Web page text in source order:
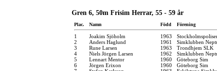
Gren 6, 50m Frisim Herrar, 55 - 59 år
Plac. Namn Född Förening
1 Joakim Sjöholm 1963
2
Anders Haglund 1961
Simklubben
3
Rune Larsen 1963
Trondhjem SLK
4
Niels Jörgen Larsen 1962
Simklubben
5
Lennart Mentor 1960
Göteborg Sim
6
Jörgen Erixon 1960
Göteborg Sim